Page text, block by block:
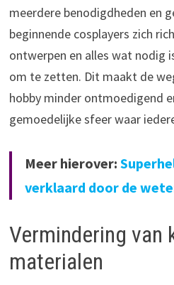
meerdere benodigdheden en
beginnende cosplayers zich
ontwerpen en alles wat nodig
om te zetten. Dit maakt de
hobby minder ontmoedigend
gemoedelijke sfeer waar
Meer hierover:
verklaard door de
Vermindering van
materialen